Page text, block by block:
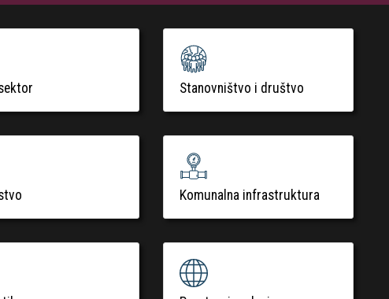
Stanovništvo i društvo
Komunalna infrastruktura